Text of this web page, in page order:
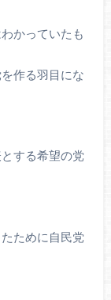
かっていたも
作る羽目にな
する希望の党
ために自民党